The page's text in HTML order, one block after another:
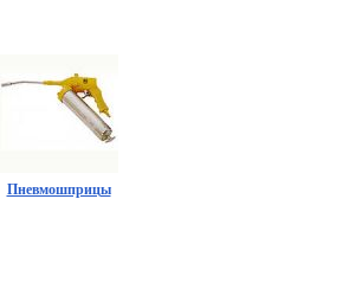
Пневмошприцы